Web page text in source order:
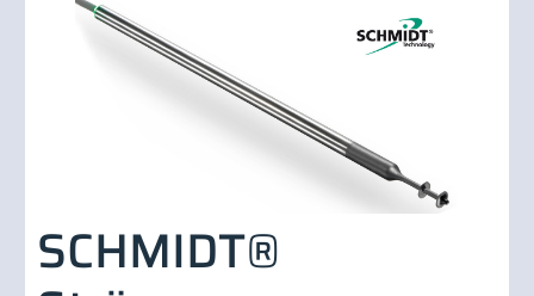
SCHMIDT®